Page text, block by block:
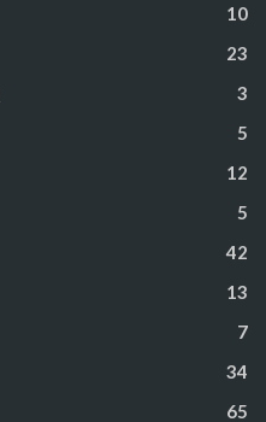
10
23
3
5
12
5
42
13
7
34
65